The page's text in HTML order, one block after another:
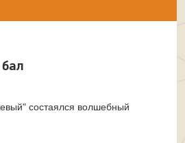
состаялся волшебный